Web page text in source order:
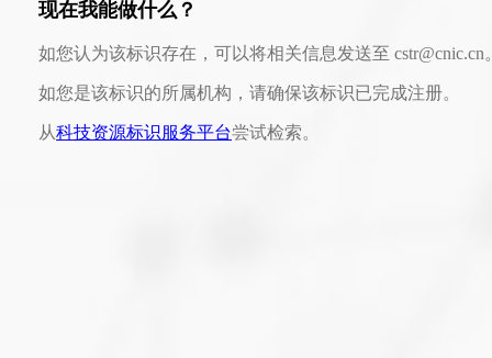
现在我能做什么？
如您认为该标识存在，可以将相关信息发送至 cstr@cnic.cn
如您是该标识的所属机构，请确保该标识已完成注册。
从科技资源标识服务平台尝试检索。